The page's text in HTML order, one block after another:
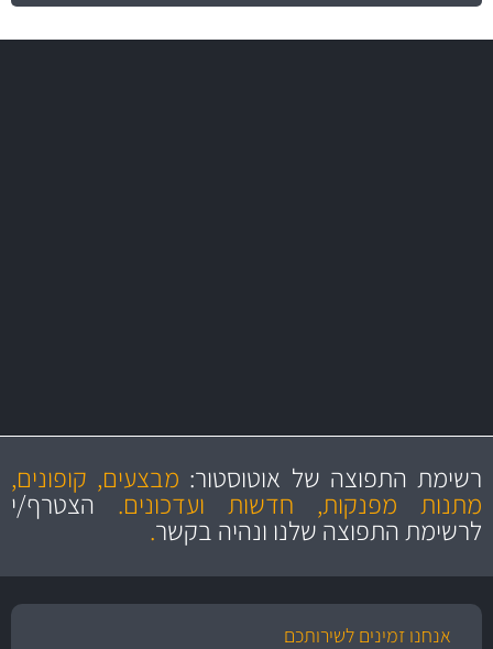
מקצועיות
ושירות מצויין
מחירים
הוגנים
והיצע מוצרים איכותירשימת התפוצה של אוטוסטור: מבצעים, קופונים,
מתנות מפנקות, חדשות ועדכונים.הצטרף/י
לרשימת התפוצה שלנו ונהיה בקשר.
אנחנו זמינים לשירותכם